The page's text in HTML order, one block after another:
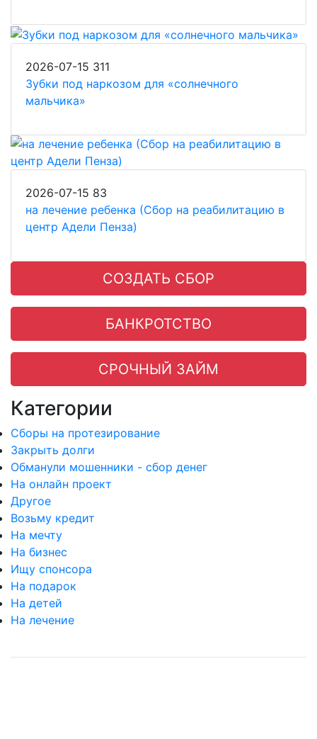
2026-07-15 311
Зубки под наркозом для «солнечного
мальчика»
2026-07-15 83
на лечение ребенка (Сбор на реабилитацию в
центр Адели Пенза)
СОЗДАТЬ СБОР
БАНКРОТСТВО
СРОЧНЫЙ ЗАЙМ
Категории
Сборы на протезирование
Закрыть долги
Обманули мошенники - сбор денег
На онлайн проект
Другое
Возьму кредит
На мечту
На бизнес
Ищу спонсора
На подарок
На детей
На лечение